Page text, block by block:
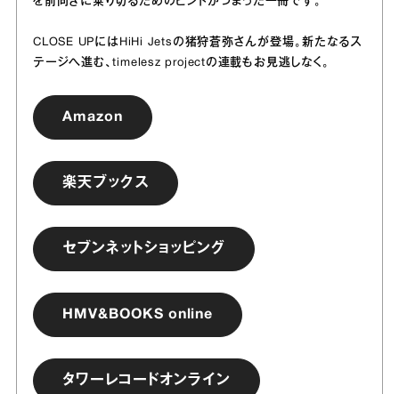
CLOSE UPにはHiHi Jetsの猪狩蒼弥さんが登場。新たなるス
テージへ進む、timelesz projectの連載もお見逃しなく。
Amazon
楽天ブックス
セブンネットショッピング
HMV&BOOKS online
タワーレコードオンライン